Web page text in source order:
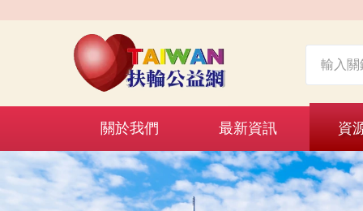
關於我們 最新資訊 資